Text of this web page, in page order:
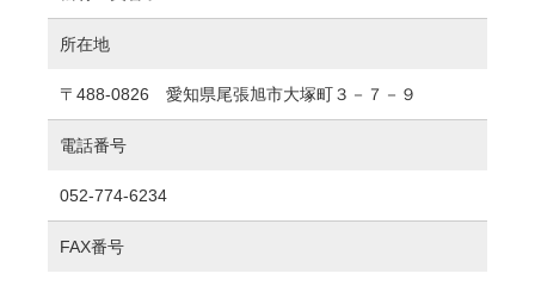
所在地
〒488-0826 愛知県尾張旭市大塚町３－７－９
電話番号
052-774-6234
FAX番号